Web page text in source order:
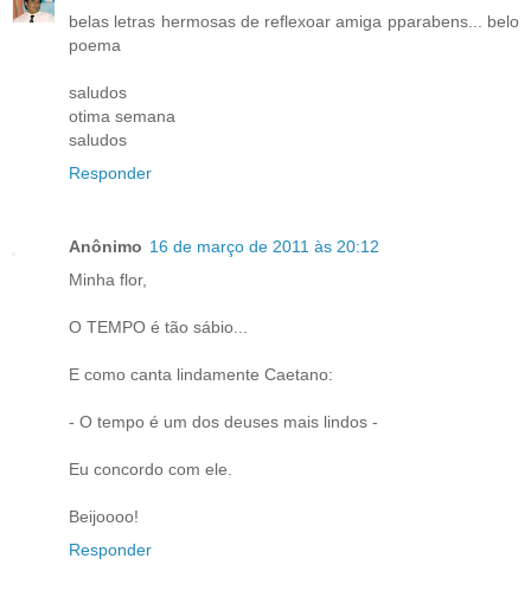
belas letras hermosas de reflexoar amiga pparabens... belo
poema
saludos
otima semana
saludos
Responder
Anônimo 16 de março de 2011 às 20:12
Minha flor,
O TEMPO é tão sábio...
E como canta lindamente Caetano:
- O tempo é um dos deuses mais lindos -
Eu concordo com ele.
Beijoooo!
Responder